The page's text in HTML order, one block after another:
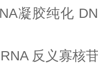
凝胶纯化
反义寡核